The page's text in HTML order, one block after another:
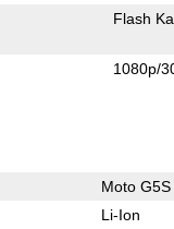
Flash
1080p/
Moto G5S
Li-Ion